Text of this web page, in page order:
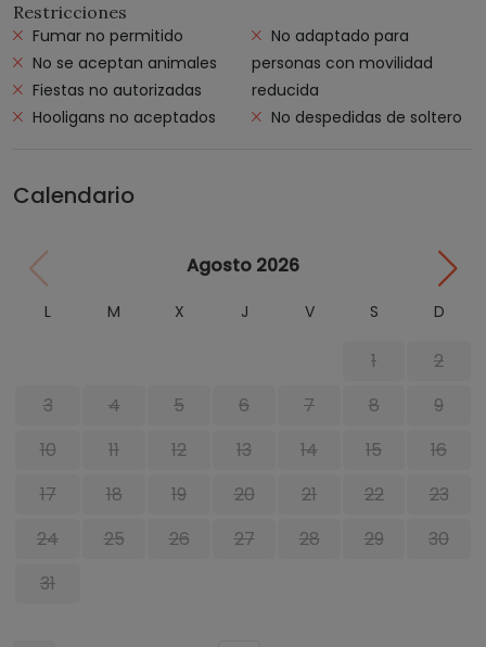
Restricciones
Fumar no permitido
No se aceptan animales
Fiestas no autorizadas
Hooligans no aceptados
personas con movilidad
reducida
No despedidas de soltero
Calendario
Agosto 2026
L M X J V S D
1
2
3
4 5 6 7 8
9
10
11 12 13 14 15
16
17
18 19 20 21 22
23
24
25 26 27 28 29
30
31